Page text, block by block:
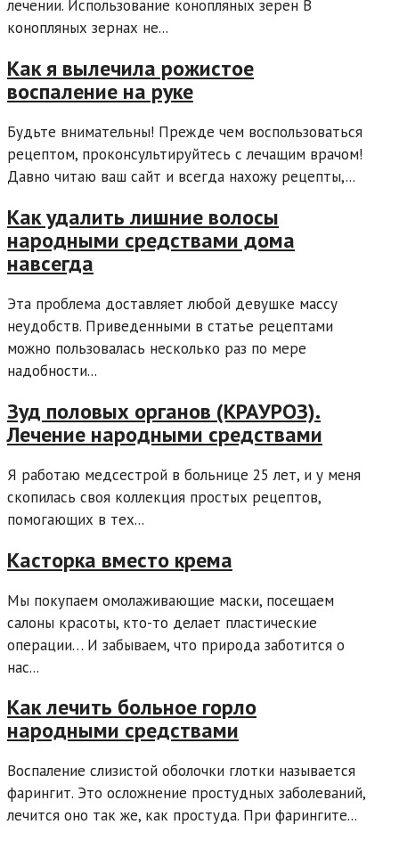
лечении. Использование конопляных зерен В
конопляных зернах не...
Как я вылечила рожистое
воспаление на руке
Будьте внимательны! Прежде чем воспользоваться
рецептом, проконсультируйтесь с лечащим врачом!
Давно читаю ваш сайт и всегда нахожу рецепты,...
Как удалить лишние волосы
народными средствами дома
навсегда
Эта проблема доставляет любой девушке массу
неудобств. Приведенными в статье рецептами
можно пользовалась несколько раз по мере
надобности...
Зуд половых органов (КРАУРОЗ).
Лечение народными средствами
Я работаю медсестрой в больнице 25 лет, и у меня
скопилась своя коллекция простых рецептов,
помогающих в тех...
Касторка вместо крема
Мы покупаем омолаживающие маски, посещаем
салоны красоты, кто-то делает пластические
операции… И забываем, что природа заботится о
нас...
Как лечить больное горло
народными средствами
Воспаление слизистой оболочки глотки называется
фарингит. Это осложнение простудных заболеваний,
лечится оно так же, как простуда. При фарингите...